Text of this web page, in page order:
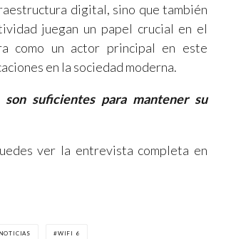
digital, sino que también
juegan un papel crucial en el
como un actor principal en este
en la sociedad moderna.
suficientes para mantener su
ver la entrevista completa en
NOTICIAS WIFI 6